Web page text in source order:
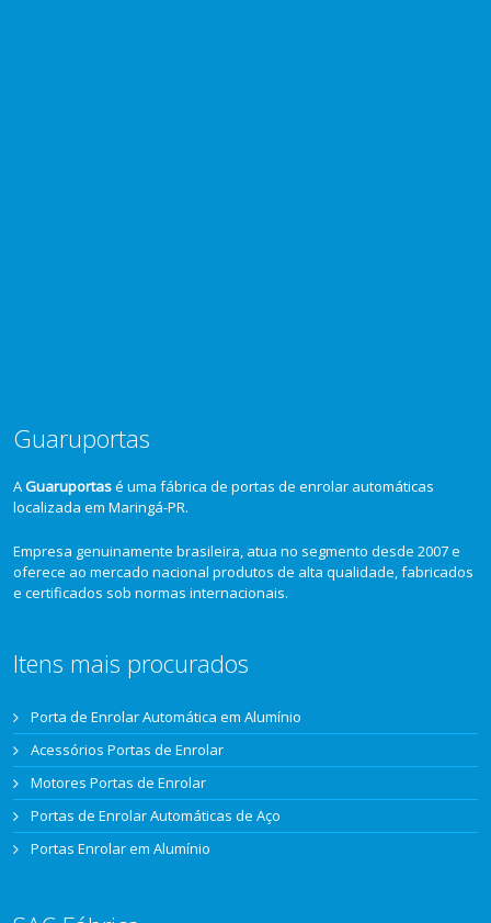
Guaruportas
AGuaruportasé uma fábrica de portas de enrolar automáticas
localizada em Maringá-PR.
Empresa genuinamente brasileira, atua no segmento desde 2007 e
oferece ao mercado nacional produtos de alta qualidade, fabricados
e certificados sob normas internacionais.
Itens mais procurados
Porta de Enrolar Automática em Alumínio
Acessórios Portas de Enrolar
Motores Portas de Enrolar
Portas de Enrolar Automáticas de Aço
Portas Enrolar em Alumínio